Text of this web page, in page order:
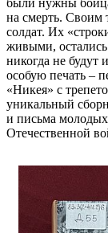
на смерть. Своим
солдат. Их
живыми,
никогда не будут
особую печать –
«Никея» с
уникальный
и письма
Отечественной